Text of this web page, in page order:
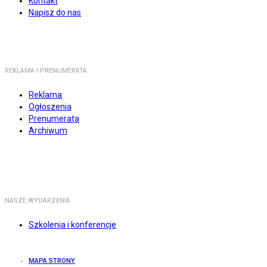
Napisz do nas
REKLAMA I PRENUMERATA
Reklama
Ogłoszenia
Prenumerata
Archiwum
NASZE WYDARZENIA
Szkolenia i konferencje
MAPA STRONY